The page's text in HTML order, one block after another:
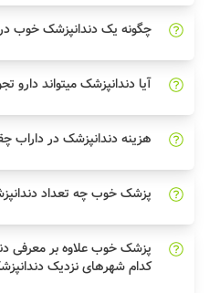
چگونه یک دندانپزشک خوب در
آیا دندانپزشک میتواند دارو
هزینه دندانپزشک در داراب
پزشک خوب چه تعداد
پزشک خوب علاوه بر معرفی
کدام شهرهای نزدیک